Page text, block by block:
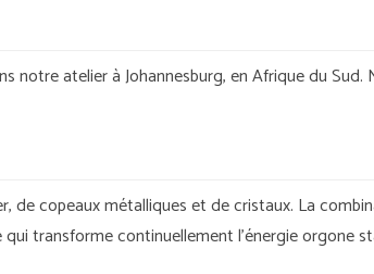
notre atelier à Johannesburg, en Afrique du
de copeaux métalliques et de cristaux. La
transforme continuellement l’énergie orgone